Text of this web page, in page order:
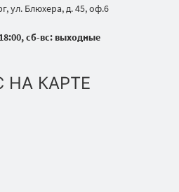
ул. Блюхера, д. 45, оф.6
сб-вс: выходные
НА КАРТЕ